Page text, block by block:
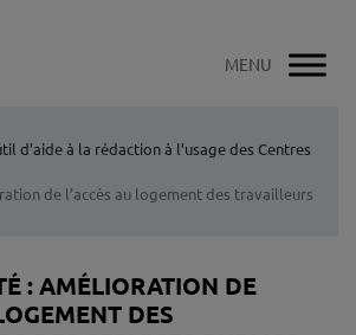
d’aide à la rédaction à l’usage des Centres
de l’accès au logement des travailleurs
: AMÉLIORATION DE
DES